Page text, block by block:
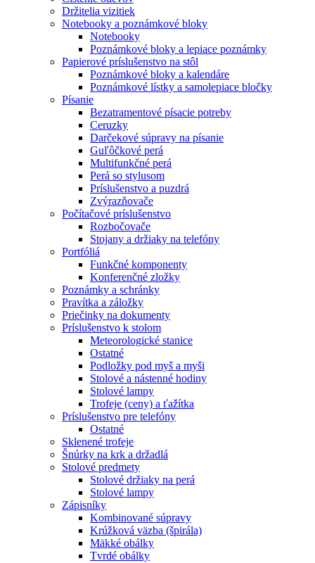
Držitelia vizitiek
Notebooky a poznámkové bloky
Notebooky
Poznámkové bloky a lepiace poznámky
Papierové príslušenstvo na stôl
Poznámkové bloky a kalendáre
Poznámkové lístky a samolepiace bločky
Písanie
Bezatramentové písacie potreby
Ceruzky
Darčekové súpravy na písanie
Guľôčkové perá
Multifunkčné perá
Perá so stylusom
Príslušenstvo a puzdrá
Zvýrazňovače
Počítačové príslušenstvo
Rozbočovače
Stojany a držiaky na telefóny
Portfóliá
Funkčné komponenty
Konferenčné zložky
Poznámky a schránky
Pravítka a záložky
Priečinky na dokumenty
Príslušenstvo k stolom
Meteorologické stanice
Ostatné
Podložky pod myš a myši
Stolové a nástenné hodiny
Stolové lampy
Trofeje (ceny) a ťažítka
Príslušenstvo pre telefóny
Ostatné
Sklenené trofeje
Šnúrky na krk a držadlá
Stolové predmety
Stolové držiaky na perá
Stolové lampy
Zápisníky
Kombinované súpravy
Krúžková väzba (špirála)
Mäkké obálky
Tvrdé obálky